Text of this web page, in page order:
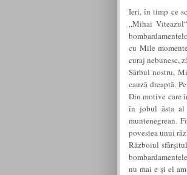
Ieri, în timp ce
„Mihai
cu Mile
curaj nebunesc,
Sârbul nostru,
cauză dreaptă.
Din motive care
în jobul ăsta al
muntenegrean.
povestea unui
Războiul
nu mai e şi el